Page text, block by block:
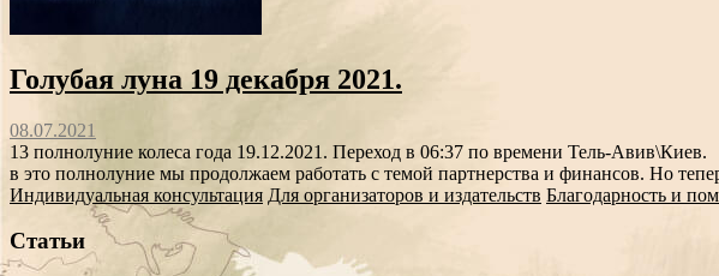
Голубая луна 19 декабря 2021.
08.07.2021
13 полнолуние колеса года 19.12.2021. Переход в 06:37 по времени Тель-
в это полнолуние мы продолжаем работать с темой партнерства и финансов. Но
Индивидуальная консультация Для организаторов и издательств Благодарность и
Статьи